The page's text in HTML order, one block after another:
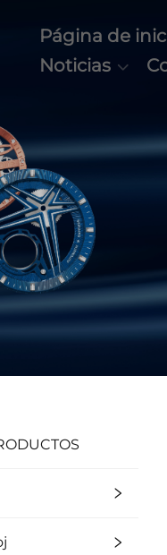
Página de
Noticias